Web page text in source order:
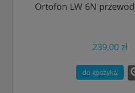
Ortofon LW 6N
239,00 zł
do koszyka